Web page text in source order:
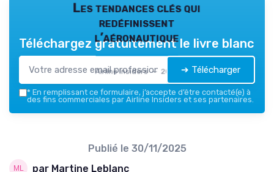
Les tendances clés qui
redéfinissent
l’aéronautique
Airline Insiders — 2026
Téléchargez gratuitement le livre blanc
➔ Télécharger
* En remplissant ce formulaire, j’accepte d’être contacté(e) à
des fins commerciales par Airline Insiders et ses partenaires.
Publié le 30/11/2025
par Martine Leblanc